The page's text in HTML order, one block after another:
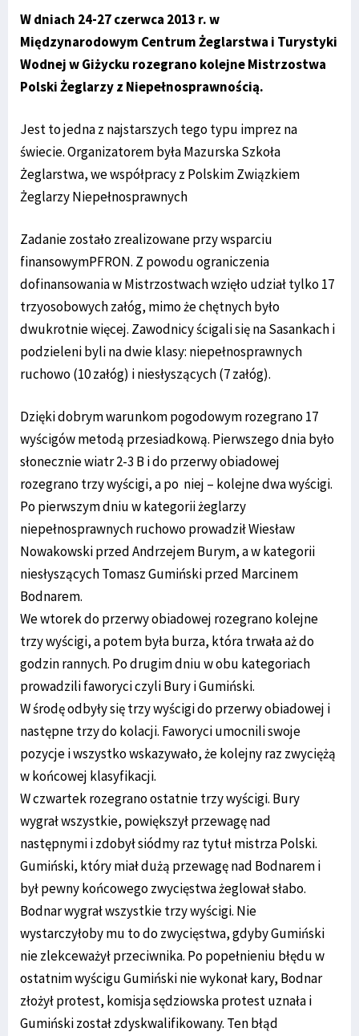
W dniach 24-27 czerwca 2013 r. w
Międzynarodowym Centrum Żeglarstwa i Turystyki
Wodnej w Giżycku rozegrano kolejne Mistrzostwa
Polski Żeglarzy z Niepełnosprawnością.
Jest to jedna z najstarszych tego typu imprez na
świecie. Organizatorem była Mazurska Szkoła
Żeglarstwa, we współpracy z Polskim Związkiem
Żeglarzy Niepełnosprawnych
Zadanie zostało zrealizowane przy wsparciu
finansowymPFRON. Z powodu ograniczenia
dofinansowania w Mistrzostwach wzięło udział tylko 17
trzyosobowych załóg, mimo że chętnych było
dwukrotnie więcej. Zawodnicy ścigali się na Sasankach i
podzieleni byli na dwie klasy: niepełnosprawnych
ruchowo (10 załóg) i niesłyszących (7 załóg).
Dzięki dobrym warunkom pogodowym rozegrano 17
wyścigów metodą przesiadkową. Pierwszego dnia było
słonecznie wiatr 2-3 B i do przerwy obiadowej
rozegrano trzy wyścigi, a po niej – kolejne dwa wyścigi.
Po pierwszym dniu w kategorii żeglarzy
niepełnosprawnych ruchowo prowadził Wiesław
Nowakowski przed Andrzejem Burym, a w kategorii
niesłyszących Tomasz Gumiński przed Marcinem
Bodnarem.
We wtorek do przerwy obiadowej rozegrano kolejne
trzy wyścigi, a potem była burza, która trwała aż do
godzin rannych. Po drugim dniu w obu kategoriach
prowadzili faworyci czyli Bury i Gumiński.
W środę odbyły się trzy wyścigi do przerwy obiadowej i
następne trzy do kolacji. Faworyci umocnili swoje
pozycje i wszystko wskazywało, że kolejny raz zwyciężą
w końcowej klasyfikacji.
W czwartek rozegrano ostatnie trzy wyścigi. Bury
wygrał wszystkie, powiększył przewagę nad
następnymi i zdobył siódmy raz tytuł mistrza Polski.
Gumiński, który miał dużą przewagę nad Bodnarem i
był pewny końcowego zwycięstwa żeglował słabo.
Bodnar wygrał wszystkie trzy wyścigi. Nie
wystarczyłoby mu to do zwycięstwa, gdyby Gumiński
nie zlekceważył przeciwnika. Po popełnieniu błędu w
ostatnim wyścigu Gumiński nie wykonał kary, Bodnar
złożył protest, komisja sędziowska protest uznała i
Gumiński został zdyskwalifikowany. Ten błąd